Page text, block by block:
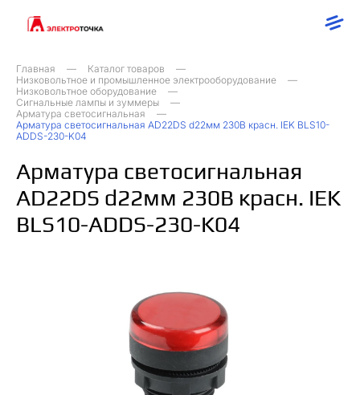
Главная
Каталог товаров
Низковольтное и промышленное электрооборудование
Низковольтное оборудование
Сигнальные лампы и зуммеры
Арматура светосигнальная
Арматура светосигнальная AD22DS d22мм 230В красн. IEK BLS10-
ADDS-230-K04
Арматура светосигнальная
AD22DS d22мм 230В красн. IEK
BLS10-ADDS-230-K04